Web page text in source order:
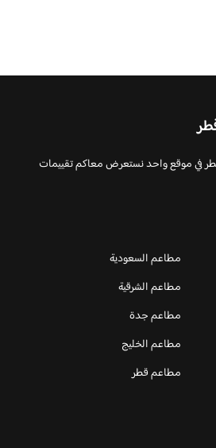
في موقع واحد نستعرض معاكم تقييمات
مطاعم السعودية
مطاعم الشرقية
مطاعم جدة
مطاعم الخليج
مطاعم قطر